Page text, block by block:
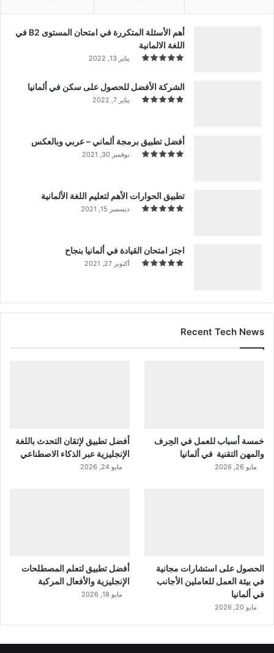
أهم الأسئلة المتكررة في امتحان المستوى B2 في
اللغة الالمانية
يناير 13, 2022
الشركة الأفضل للحصول على سكن في ألمانيا
يناير 7, 2022
أفضل تطبيق برمجة ألماني – عربي وبالعكس
نوفمبر 30, 2021
تطبيق الحوارات الأهم لتعليم اللغة الألمانية
ديسمبر 15, 2021
اجتز امتحان القيادة في ألمانيا بنجاح
أكتوبر 27, 2021
Recent Tech News
خمسة أسباب للعمل في الحِرف
والمهن التقنية في ألمانيا
مايو 26, 2026
أفضل تطبيق لإتقان التحدث باللغة
الإنجليزية عبر الذكاء الاصطناعي
مايو 24, 2026
الحصول على استشارات مجانية
في بيئة العمل للعاملين الأجانب
في ألمانيا
مايو 20, 2026
أفضل تطبيق لتعلم المصطلحات
الإنجليزية والأفعال المركبة
مايو 18, 2026